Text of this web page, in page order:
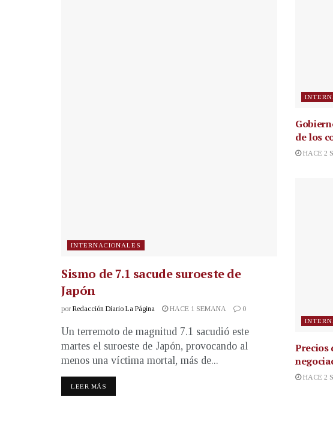
INTERNACIONALES
Sismo de 7.1 sacude suroeste de
Japón
por Redacción Diario La Página HACE 1 SEMANA 0
Un terremoto de magnitud 7.1 sacudió este
martes el suroeste de Japón, provocando al
menos una víctima mortal, más de...
LEER MÁS
de los
HACE 2
Precios
HACE 2